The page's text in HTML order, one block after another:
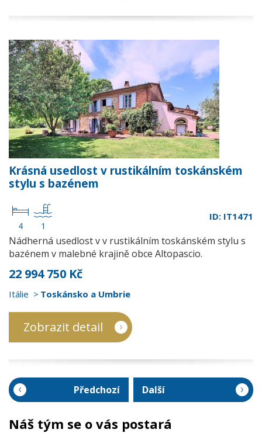
Krásná usedlost v rustikálním toskánském
stylu s bazénem
4 1
ID: IT1471
Nádherná usedlost v v rustikálním toskánském stylu s
bazénem v malebné krajině obce Altopascio.
22 994 750 Kč
Itálie Toskánsko a Umbrie
Zobrazit detail
Předchozí Další
Náš tým se o vás postará